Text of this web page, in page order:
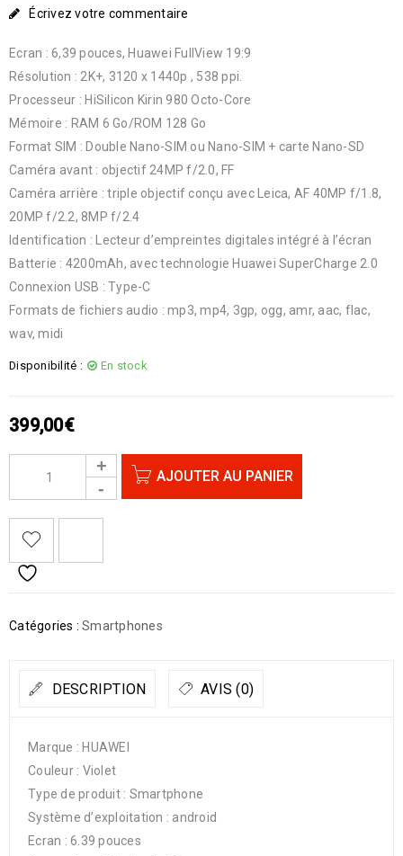
Écrivez votre commentaire
Ecran : 6,39 pouces, Huawei FullView 19:9
Résolution : 2K+, 3120 x 1440p , 538 ppi.
Processeur : HiSilicon Kirin 980 Octo-Core
Mémoire : RAM 6 Go/ROM 128 Go
Format SIM : Double Nano-SIM ou Nano-SIM + carte Nano-SD
Caméra avant : objectif 24MP f/2.0, FF
Caméra arrière : triple objectif conçu avec Leica, AF 40MP f/1.8,
20MP f/2.2, 8MP f/2.4
Identification : Lecteur d’empreintes digitales intégré à l’écran
Batterie : 4200mAh, avec technologie Huawei SuperCharge 2.0
Connexion USB : Type-C
Formats de fichiers audio : mp3, mp4, 3gp, ogg, amr, aac, flac,
wav, midi
Disponibilité : En stock
399,00€
AJOUTER AU PANIER
Catégories : Smartphones
DESCRIPTION AVIS (0)
Marque : HUAWEI
Couleur : Violet
Type de produit : Smartphone
Système d’exploitation : android
Ecran : 6.39 pouces